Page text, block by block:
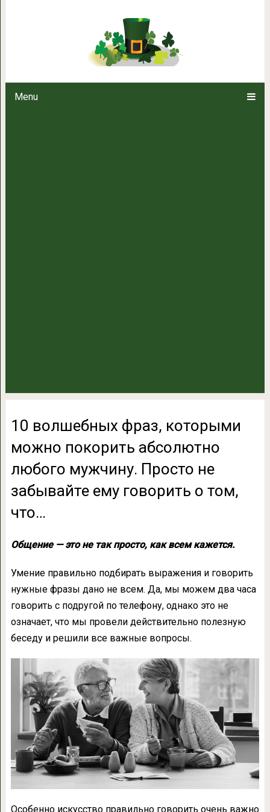
Menu
10 волшебных фраз,
любого мужчину. Просто не
10 волшебных фраз, которыми
можно покорить абсолютно
любого мужчину. Просто не
забывайте ему говорить о том,
что…
Общение — это не так просто, как всем кажется.
Умение правильно подбирать выражения и говорить
нужные фразы дано не всем. Да, мы можем два часа
говорить с подругой по телефону, однако это не
означает, что мы провели действительно полезную
беседу и решили все важные вопросы.
Особенно искусство правильно говорить очень важно